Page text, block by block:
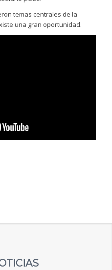
temas centrales de la
una gran oportunidad.